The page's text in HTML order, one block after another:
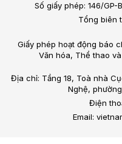
Số giấy phép: 146/GP-
Tổng biên
Giấy phép hoạt động báo
Văn hóa, Thể thao
Địa chỉ: Tầng 18, Toà nhà
Nghệ,
Điện
Email: